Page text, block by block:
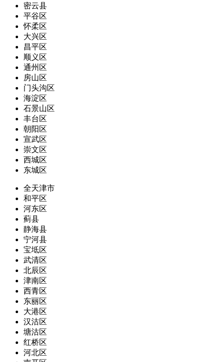
密云县
平谷区
怀柔区
大兴区
昌平区
顺义区
通州区
房山区
门头沟区
海淀区
石景山区
丰台区
朝阳区
宣武区
崇文区
西城区
东城区
全天津市
和平区
河东区
蓟县
静海县
宁河县
宝坻区
武清区
北辰区
津南区
西青区
东丽区
大港区
汉沽区
塘沽区
红桥区
河北区